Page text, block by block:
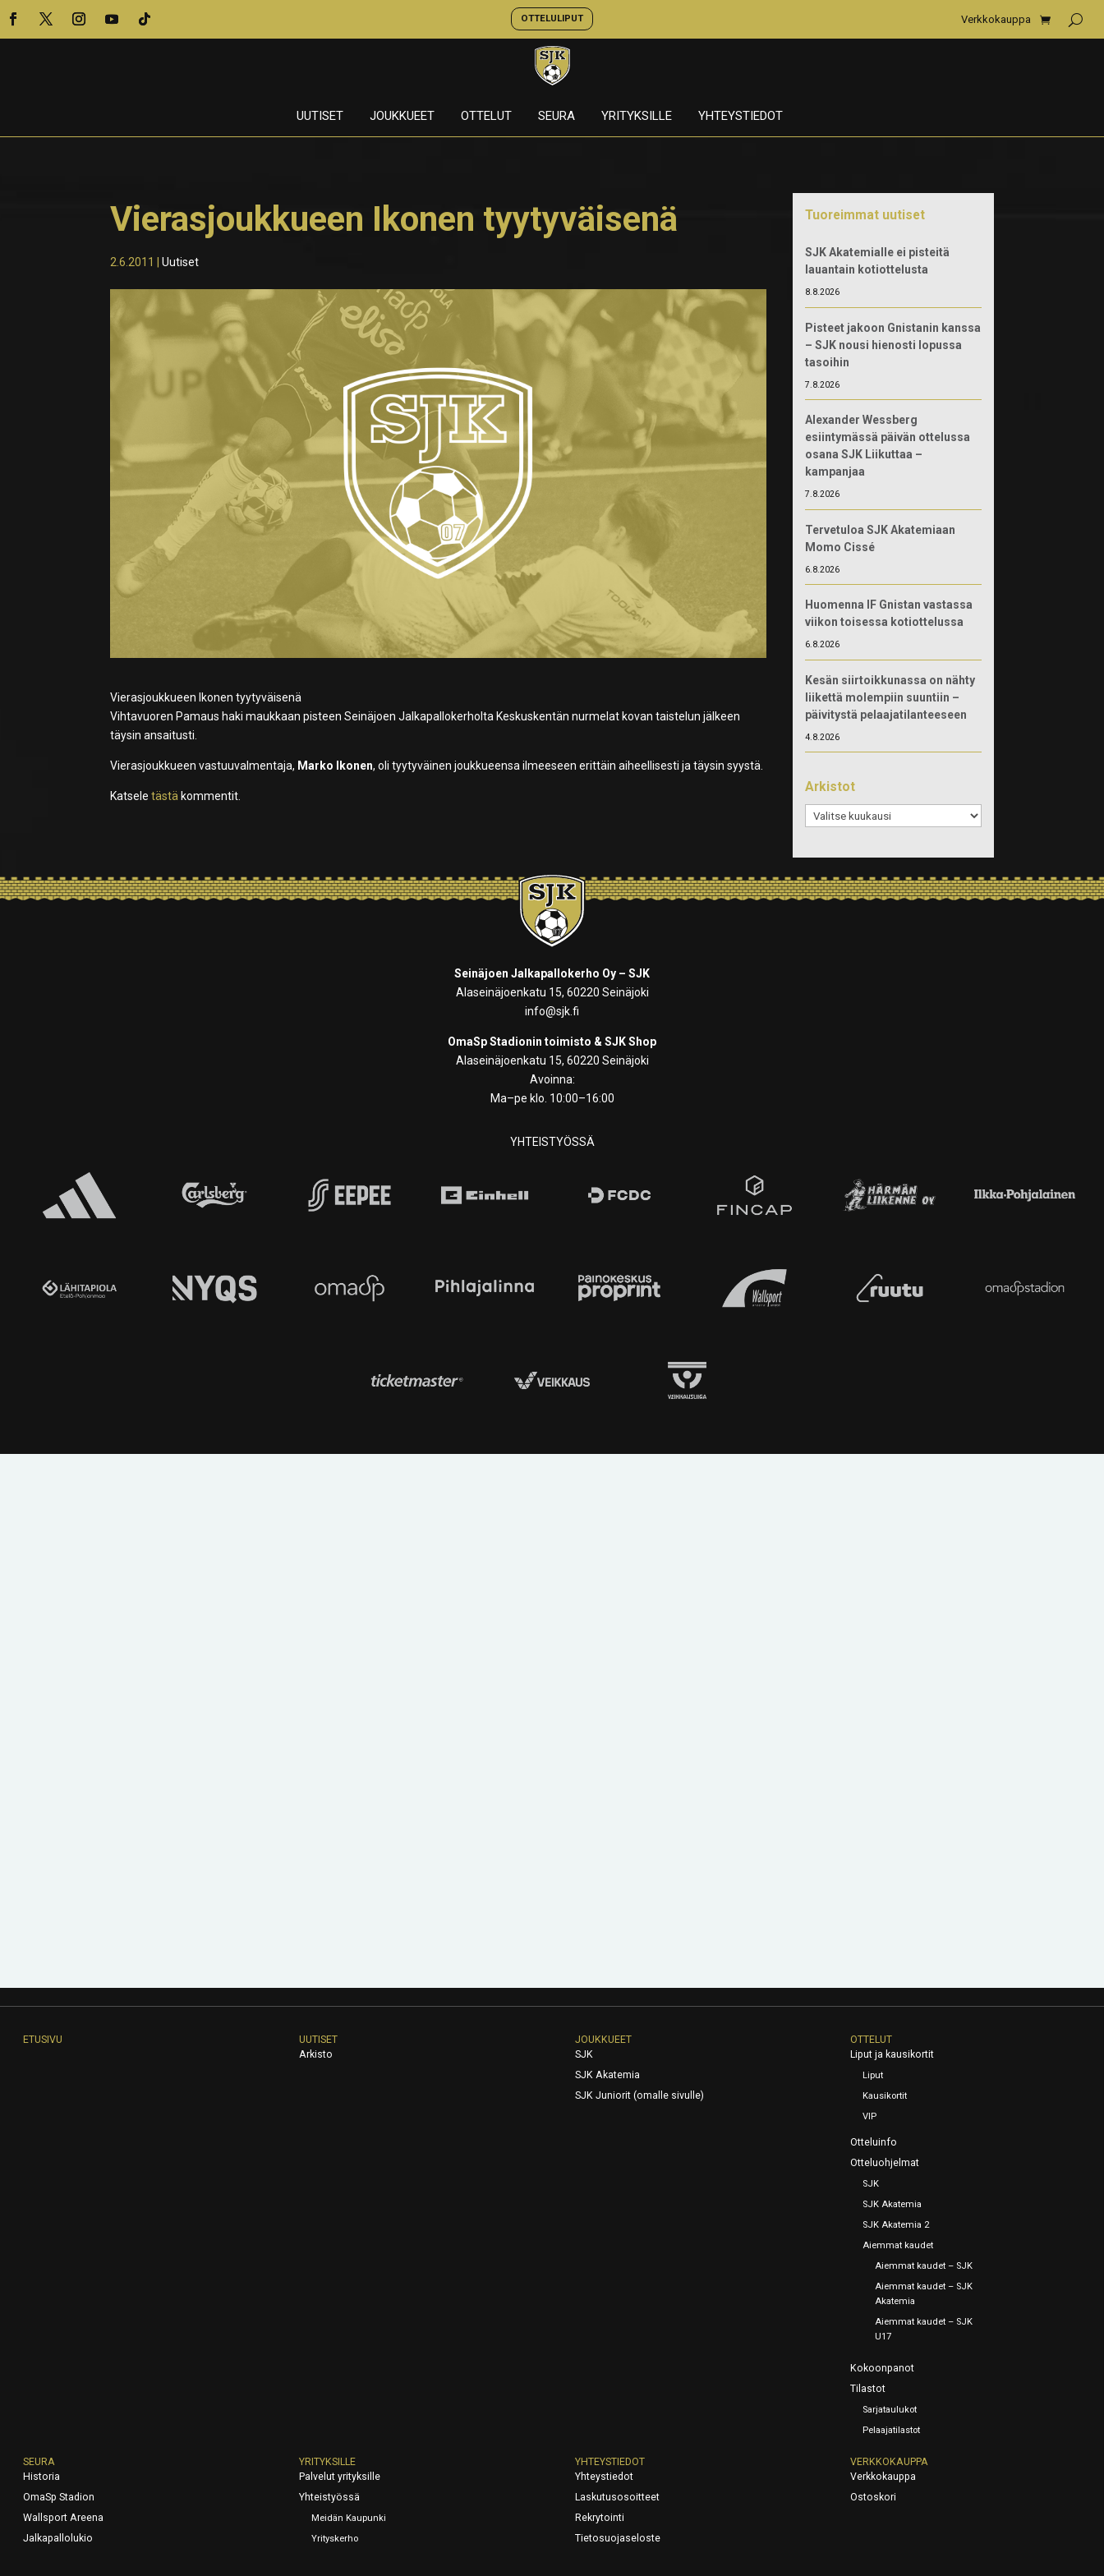
OTTELULIPUT Verkkokauppa
UUTISET JOUKKUEET OTTELUT SEURA YRITYKSILLE YHTEYSTIEDOT
Vierasjoukkueen Ikonen tyytyväisenä
2.6.2011 |Uutiset
Vierasjoukkueen Ikonen tyytyväisenä
Vihtavuoren Pamaus haki maukkaan pisteen Seinäjoen Jalkapallokerholta Keskuskentän nurmelat kovan taistelun jälkeen
täysin ansaitusti.
Vierasjoukkueen vastuuvalmentaja, Marko Ikonen, oli tyytyväinen joukkueensa ilmeeseen erittäin aiheellisesti ja täysin syystä.
Katseletästä kommentit.
Tuoreimmat uutiset
SJK Akatemialle ei pisteitä
lauantain kotiottelusta
8.8.2026
Pisteet jakoon Gnistanin kanssa
– SJK nousi hienosti lopussa
tasoihin
7.8.2026
Alexander Wessberg
esiintymässä päivän ottelussa
osana SJK Liikuttaa –
kampanjaa
7.8.2026
Tervetuloa SJK Akatemiaan
Momo Cissé
6.8.2026
Huomenna IF Gnistan vastassa
viikon toisessa kotiottelussa
6.8.2026
Kesän siirtoikkunassa on nähty
liikettä molempiin suuntiin –
päivitystä pelaajatilanteeseen
4.8.2026
Arkistot
Arkistot
Seinäjoen Jalkapallokerho Oy – SJK
Alaseinäjoenkatu 15, 60220 Seinäjoki
info@sjk.fi
OmaSp Stadionin toimisto & SJK Shop
Alaseinäjoenkatu 15, 60220 Seinäjoki
Avoinna:
Ma–pe klo. 10:00–16:00
YHTEISTYÖSSÄ
ETUSIVU
UUTISET
Arkisto
JOUKKUEET
SJK
SJK Akatemia
SJK Juniorit (omalle sivulle)
OTTELUT
Liput ja kausikortit
Liput
Kausikortit
VIP
Otteluinfo
Otteluohjelmat
SJK
SJK Akatemia
SJK Akatemia 2
Aiemmat kaudet
Aiemmat kaudet – SJK
Aiemmat kaudet – SJK
Akatemia
Aiemmat kaudet – SJK
U17
Kokoonpanot
Tilastot
Sarjataulukot
Pelaajatilastot
SEURA
Historia
OmaSp Stadion
Wallsport Areena
Jalkapallolukio
YRITYKSILLE
Palvelut yrityksille
Yhteistyössä
Meidän Kaupunki
Yrityskerho
YHTEYSTIEDOT
Yhteystiedot
Laskutusosoitteet
Rekrytointi
Tietosuojaseloste
VERKKOKAUPPA
Verkkokauppa
Ostoskori